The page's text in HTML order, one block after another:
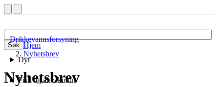
Søk
Drikkevannsforsyning
Dyr
Fisk og akvakultur
Hjem
Nyhetsbrev
Nyhetsbrev